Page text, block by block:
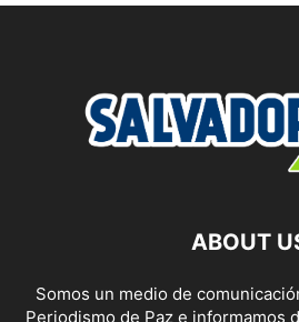
ABOUT
Somos un medio de
Periodismo de Paz e informamos